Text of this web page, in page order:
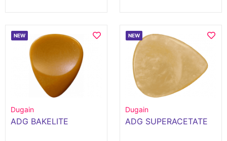
NEW
Dugain
ADG BAKELITE
NEW
Dugain
ADG SUPERACETATE